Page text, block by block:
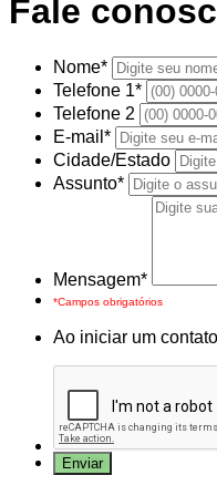
Fale
Nome*
Telefone 1*
Telefone 2
E-mail*
Cidade/Estado
Assunto*
Mensagem*
*Campos obrigatórios
Ao iniciar um